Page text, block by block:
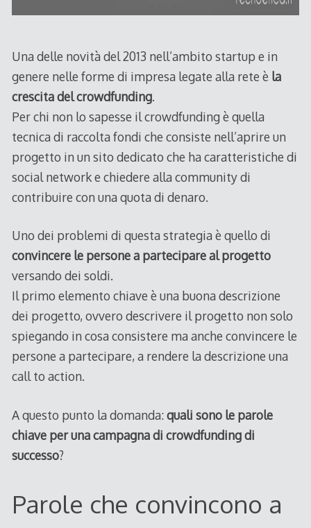
Una delle novità del 2013 nell’ambito startup e in
genere nelle forme di impresa legate alla rete è la
crescita del crowdfunding.
Per chi non lo sapesse il crowdfunding è quella
tecnica di raccolta fondi che consiste nell’aprire un
progetto in un sito dedicato che ha caratteristiche di
social network e chiedere alla community di
contribuire con una quota di denaro.
Uno dei problemi di questa strategia è quello di
convincere le persone a partecipare al progetto
versando dei soldi.
Il primo elemento chiave è una buona descrizione
dei progetto, ovvero descrivere il progetto non solo
spiegando in cosa consistere ma anche convincere le
persone a partecipare, a rendere la descrizione una
call to action.
A questo punto la domanda:quali sono le parole
chiave per una campagna di crowdfunding di
successo?
Parole che convincono a